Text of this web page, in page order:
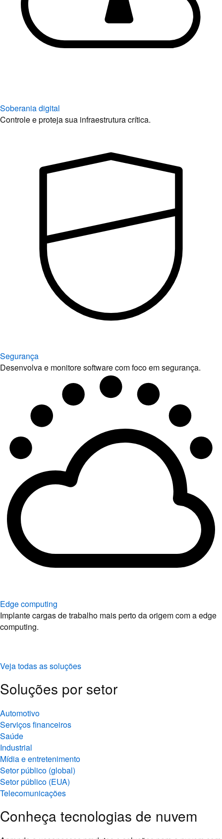
Soberania digital
Controle e proteja sua infraestrutura crítica.
Segurança
Desenvolva e monitore software com foco em segurança.
Edge computing
Implante cargas de trabalho mais perto da origem com a edge
computing.
Veja todas as soluções
Soluções por setor
Automotivo
Serviços financeiros
Saúde
Industrial
Mídia e entretenimento
Setor público (global)
Setor público (EUA)
Telecomunicações
Conheça tecnologias de nuvem